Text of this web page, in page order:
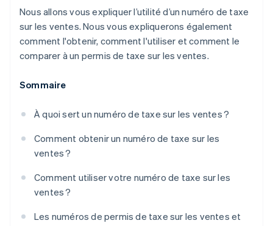
Nous allons vous expliquer l’utilité d’un numéro de taxe
sur les ventes. Nous vous expliquerons également
comment l'obtenir, comment l'utiliser et comment le
comparer à un permis de taxe sur les ventes.
Sommaire
À quoi sert un numéro de taxe sur les ventes ?
Comment obtenir un numéro de taxe sur les
ventes ?
Comment utiliser votre numéro de taxe sur les
ventes ?
Les numéros de permis de taxe sur les ventes et